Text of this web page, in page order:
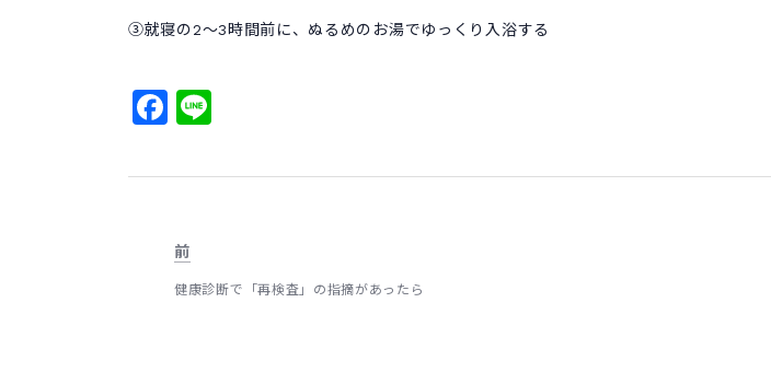
③就寝の2～3時間前に、ぬるめのお湯でゆっくり入浴する
Facebook
前
健康診断で「再検査」の指摘があったら